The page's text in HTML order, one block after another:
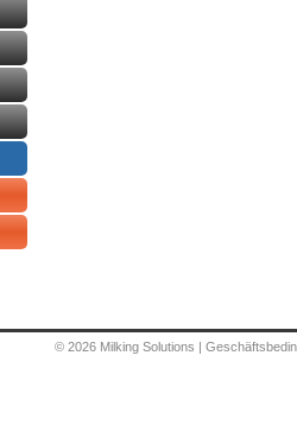
© 2026 Milking Solutions |